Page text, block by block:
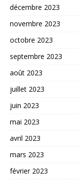
décembre 2023
novembre 2023
octobre 2023
septembre 2023
août 2023
juillet 2023
juin 2023
mai 2023
avril 2023
mars 2023
février 2023